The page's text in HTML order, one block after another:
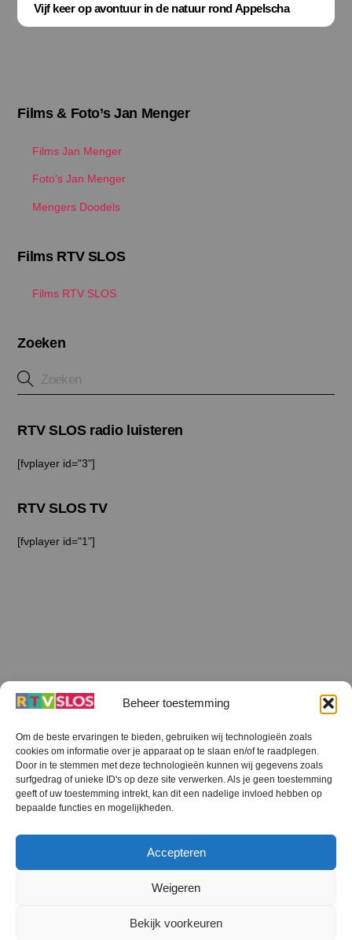
Beheer toestemming
Om de beste ervaringen te bieden, gebruiken wij technologieën zoals
cookies om informatie over je apparaat op te slaan en/of te raadplegen.
Door in te stemmen met deze technologieën kunnen wij gegevens zoals
surfgedrag of unieke ID's op deze site verwerken. Als je geen toestemming
geeft of uw toestemming intrekt, kan dit een nadelige invloed hebben op
bepaalde functies en mogelijkheden.
Accepteren
Weigeren
Bekijk voorkeuren
Vijf keer op avontuur in de natuur rond Appelscha
Films & Foto’s Jan Menger
Films Jan Menger
Foto’s Jan Menger
Mengers Doodels
Films RTV SLOS
Films RTV SLOS
Zoeken
RTV SLOS radio luisteren
[fvplayer id="3"]
RTV SLOS TV
[fvplayer id="1"]
Terug
naar
boven
RTV SLOS
RTV SLOS ANBI